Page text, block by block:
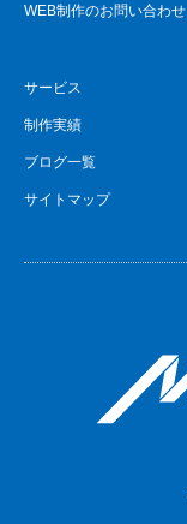
WEB制作のお問い合わせ
サービス
制作実績
ブログ一覧
サイトマップ